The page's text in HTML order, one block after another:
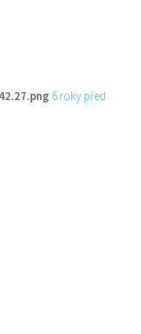
6 roky před